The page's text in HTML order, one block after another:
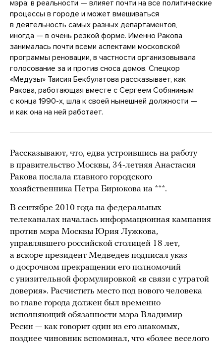
мэра; в реальности — влияет почти на все политические
процессы в городе и может вмешиваться
в деятельность самых разных департаментов,
иногда — в очень резкой форме. Именно Ракова
занималась почти всеми аспектами московской
программы реновации, в частности организовывала
голосование за и против сноса домов. Спецкор
«Медузы» Таисия Бекбулатова рассказывает, как
Ракова, работающая вместе с Сергеем Собяниным
с конца 1990-х, шла к своей нынешней должности —
и как она на ней работает.
Рассказывают, что, едва устроившись на работу
в правительство Москвы, 34-летняя Анастасия
Ракова послала главного городского
хозяйственника Петра Бирюкова на ***.
В сентябре 2010 года на федеральных
телеканалах началась информационная кампания
против мэра Москвы Юрия Лужкова,
управлявшего российской столицей 18 лет,
а вскоре президент Медведев подписал указ
о досрочном прекращении его полномочий
с унизительной формулировкой «в связи с утратой
доверия». Расчистить место под нового человека
во главе города должен был временно
исполняющий обязанности мэра Владимир
Ресин — как говорит один из его знакомых,
позднее чиновник вспоминал, что «более веселого